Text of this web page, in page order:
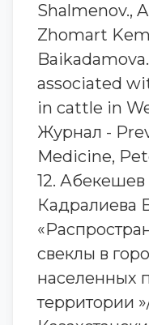
Shalmenov.,
Zhomart
associated
in cattle in
Журнал -
Medicine,
12.
Кадралиева
свеклы в
населенных
территории